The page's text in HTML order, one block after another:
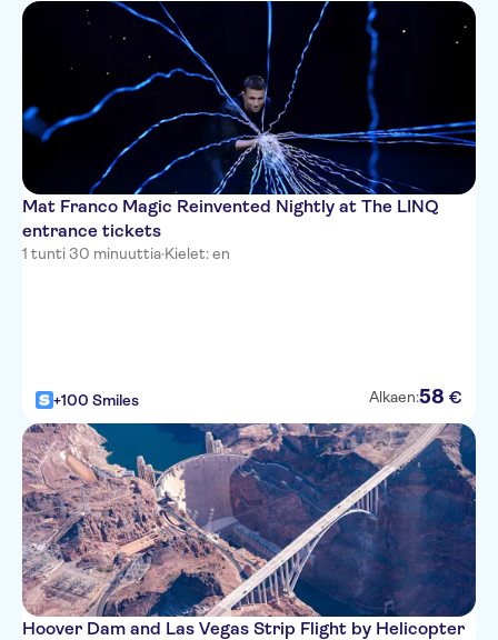
Harrah's Hotel & Casino
SLS Las Vegas Hotel & Casino
Mandalay Bay
Motel 6 Downtown
Westin Casuarina
Tahiti
Hilton Garden Inn
On the Vegas Boulevard Hotel
(formally the Econolodge)
Hampton Inn Tropicana
Tropicana
Americas Best Value Inn
Clarion Hotel & Suites
Mat Franco Magic Reinvented Nightly at The LINQ
entrance tickets
1 tunti 30 minuuttia·Kielet: en
+100 Smiles Alkaen:58 €
Hoover Dam and Las Vegas Strip Flight by Helicopter